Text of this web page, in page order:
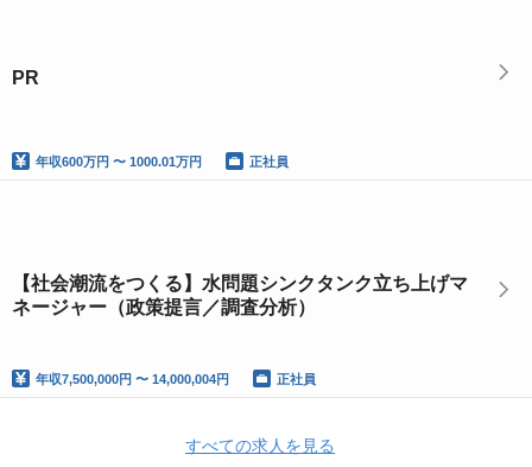
PR
年収600万円 〜 1000.01万円 正社員
【社会潮流をつくる】水問題シンクタンク立ち上げマ
ネージャー（政策提言／調査分析）
年収7,500,000円 〜 14,000,004円 正社員
すべての求人を見る